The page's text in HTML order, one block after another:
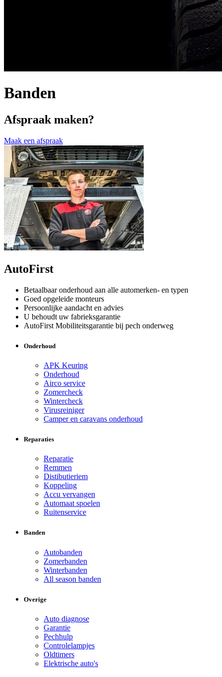
Banden
Afspraak maken?
Maak een afspraak
AutoFirst
Betaalbaar onderhoud aan alle automerken- en typen
Goed opgeleide monteurs
Persoonlijke aandacht en advies
U behoudt uw fabrieksgarantie
AutoFirst Mobiliteitsgarantie bij pech onderweg
Onderhoud
APK Keuring
Onderhoud
Airco service
Zomercheck
Wintercheck
Virusreiniger
Camper en caravans onderhoud
Reparaties
Reparatie
Remmen
Distibutieriem
Koppeling
Accu vervangen
Automaat spoelen
Ruitenservice
Banden
Autobanden
Zomerbanden
Winterbanden
All season banden
Overige
Auto diagnose
Garantie
Pechhulp
Controlelampjes
Oldtimers
Elektrische auto's